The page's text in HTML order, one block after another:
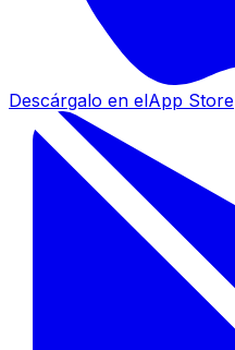
Descárgalo en elApp Store